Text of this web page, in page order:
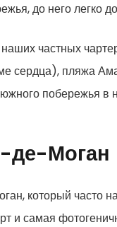
до него легко
частных
сердца), пляжа
побережья в
де-Моган
который часто
и самая